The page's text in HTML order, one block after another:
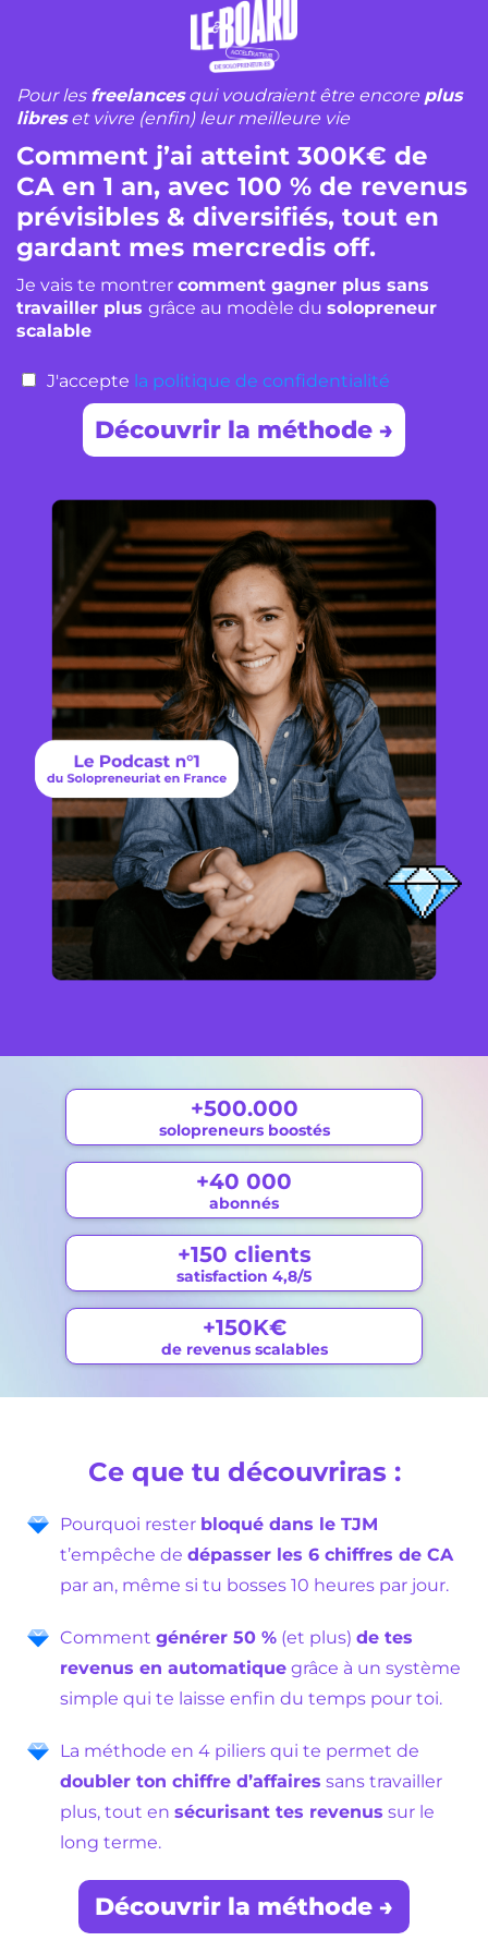
Pour les freelancesqui voudraient être encore plus
libreset vivre (enfin) leur meilleure vie
Comment j’ai atteint 300K€ de
CA en 1 an, avec 100 % de revenus
prévisibles & diversifiés, tout en
gardant mes mercredis off.
Je vais te montrer comment gagner plus sans
travailler plus grâce au modèle du solopreneur
scalable
J'accepte la politique de confidentialité
Découvrir la méthode →
+500.000
solopreneurs boostés
+40 000
abonnés
+150 clients
satisfaction 4,8/5
+150K€
de revenus scalables
Ce que tu découvriras :
Pourquoi rester bloqué dans le TJM
t’empêche de dépasser les 6 chiffres de CA
par an, même si tu bosses 10 heures par jour.
Comment générer 50 % (et plus) de tes
revenus en automatique grâce à un système
simple qui te laisse enfin du temps pour toi.
La méthode en 4 piliers qui te permet de
doubler ton chiffre d’affaires sans travailler
plus, tout en sécurisant tes revenus sur le
long terme.
Découvrir la méthode →